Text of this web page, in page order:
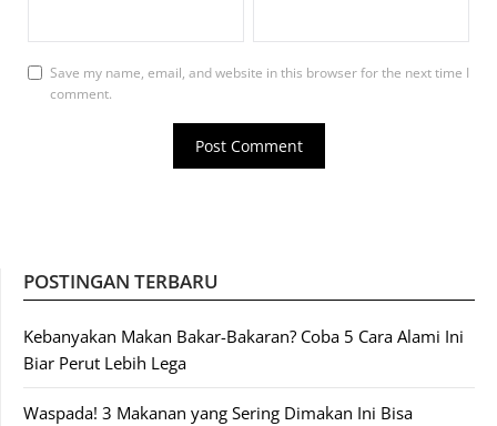
Save my name, email, and website in this browser for the next time I
comment.
POSTINGAN TERBARU
Kebanyakan Makan Bakar-Bakaran? Coba 5 Cara Alami Ini
Biar Perut Lebih Lega
Waspada! 3 Makanan yang Sering Dimakan Ini Bisa